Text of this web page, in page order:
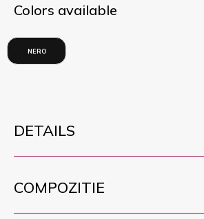
Colors available
NERO
DETAILS
COMPOZITIE